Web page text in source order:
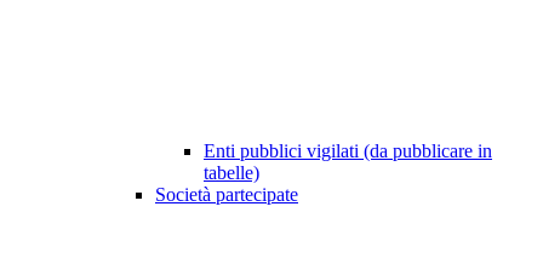
Enti pubblici vigilati (da pubblicare in
tabelle)
Società partecipate